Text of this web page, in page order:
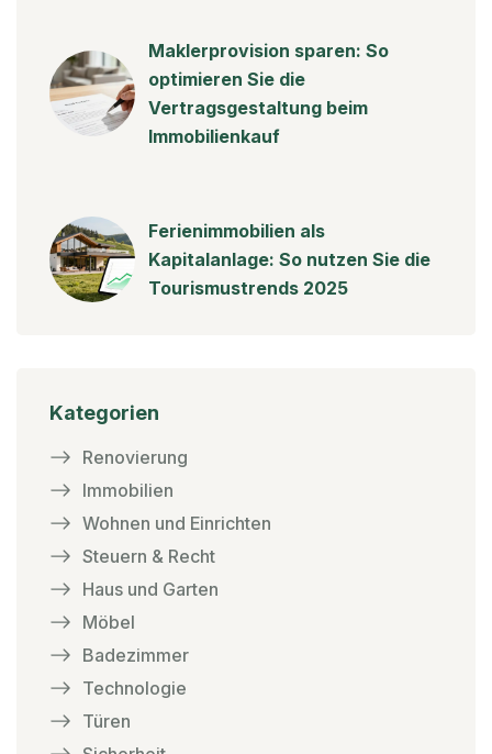
Maklerprovision sparen: So
optimieren Sie die
Vertragsgestaltung beim
Immobilienkauf
Ferienimmobilien als
Kapitalanlage: So nutzen Sie die
Tourismustrends 2025
Kategorien
Renovierung
Immobilien
Wohnen und Einrichten
Steuern & Recht
Haus und Garten
Möbel
Badezimmer
Technologie
Türen